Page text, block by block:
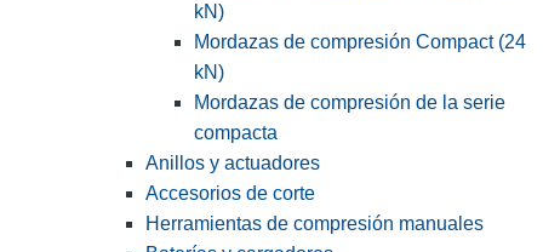
kN)
Mordazas de compresión Compact (24
kN)
Mordazas de compresión de la serie
compacta
Anillos y actuadores
Accesorios de corte
Herramientas de compresión manuales